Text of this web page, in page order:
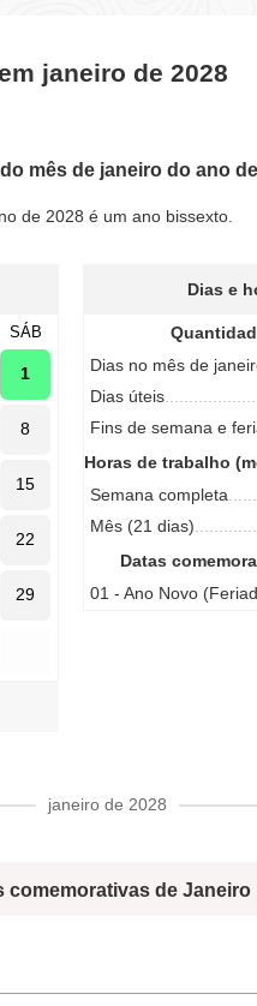
janeiro de 2028
mês de janeiro do ano
de 2028 é um ano bissexto.
SÁB
1
8
15
22
29
Dias e
Dias no mês de
Dias úteis
Fins de semana e
Horas de trabalho
Semana completa
Mês (21 dias)
Datas
01 - Ano Novo
janeiro de 2028
comemorativas de Janeiro